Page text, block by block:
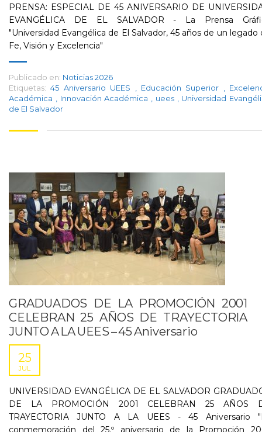
PRENSA: ESPECIAL DE 45 ANIVERSARIO DE
EVANGÉLICA DE EL SALVADOR - La Prensa
"Universidad Evangélica de El Salvador, 45 años de un legado
Fe, Visión y Excelencia"
Publicado en: Noticias 2026
Etiquetas: 45 Aniversario UEES Educación Superior
Académica
Innovación Académica uees
Universidad
de El Salvador
GRADUADOS DE LA PROMOCIÓN 2001
CELEBRAN 25 AÑOS DE TRAYECTORIA
JUNTO A LA UEES – 45 Aniversario
25
JUL
UNIVERSIDAD EVANGÉLICA DE EL SALVADOR
DE LA PROMOCIÓN 2001 CELEBRAN 25 AÑOS
TRAYECTORIA JUNTO A LA UEES - 45 Aniversario
conmemoración del 25.º aniversario de la Promoción